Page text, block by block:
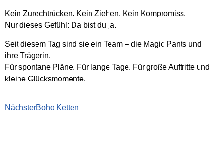
Kein Zurechtrücken. Kein Ziehen. Kein Kompromiss.
Nur dieses Gefühl: Da bist du ja.
Seit diesem Tag sind sie ein Team – die Magic Pants und
ihre Trägerin.
Für spontane Pläne. Für lange Tage. Für große Auftritte und
kleine Glücksmomente.
NächsterBoho Ketten